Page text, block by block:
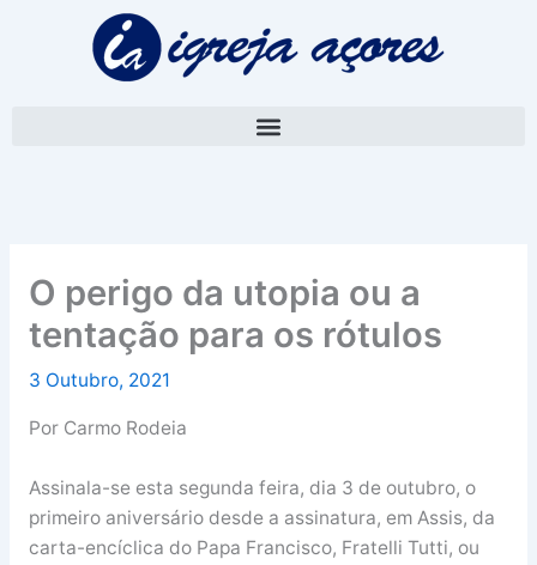
O perigo da utopia ou a
tentação para os rótulos
3 Outubro, 2021
Por Carmo Rodeia
Assinala-se esta segunda feira, dia 3 de outubro, o
primeiro aniversário desde a assinatura, em Assis, da
carta-encíclica do Papa Francisco, Fratelli Tutti, ou